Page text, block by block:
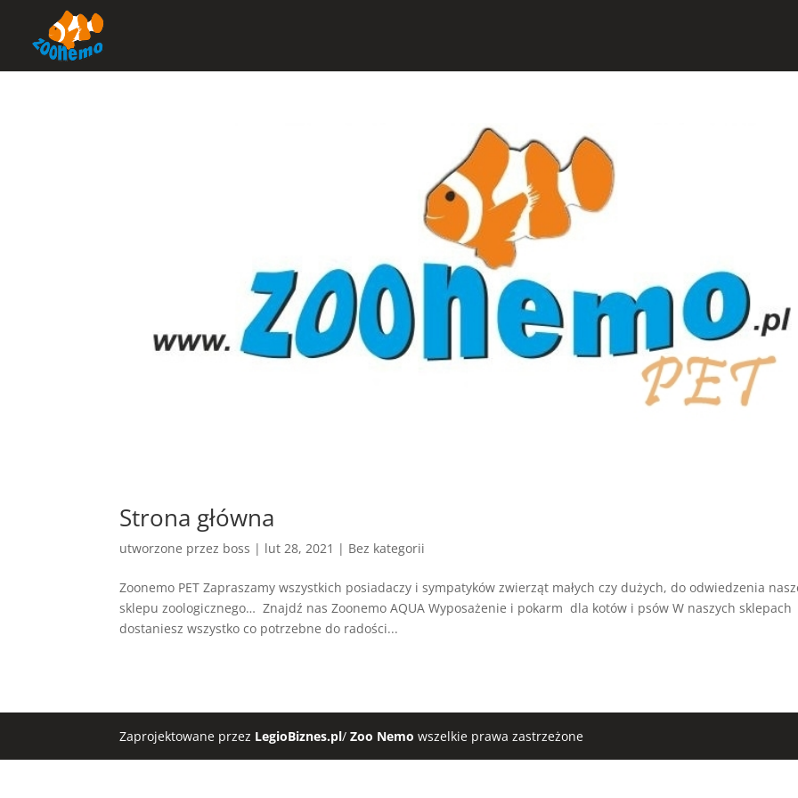
Strona główna
utworzone przez boss | lut 28, 2021 | Bez kategorii
Zoonemo PET Zapraszamy wszystkich posiadaczy i sympatyków zwierząt małych czy dużych, do odwiedzenia
sklepu zoologicznego… Znajdź nas Zoonemo AQUA Wyposażenie i pokarm dla kotów i psów W naszych sklepach
dostaniesz wszystko co potrzebne do radości...
Zaprojektowane przez LegioBiznes.pl/Zoo Nemo wszelkie prawa zastrzeżone